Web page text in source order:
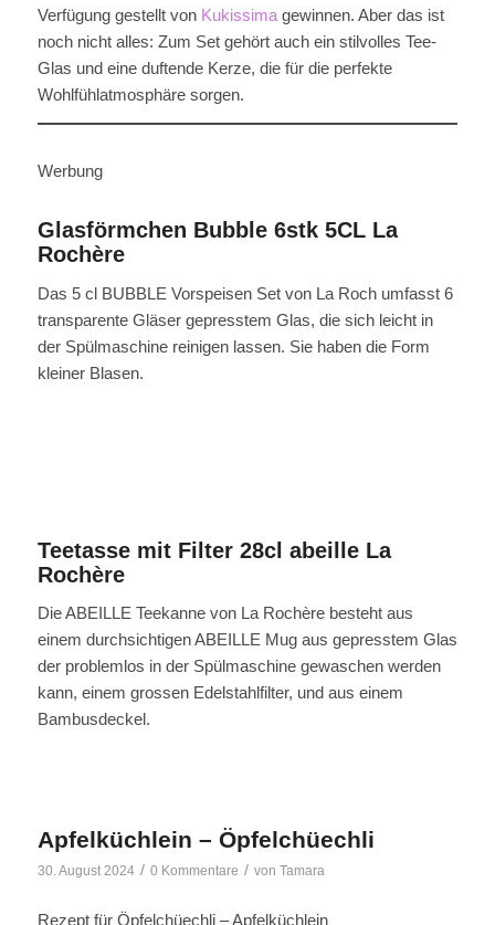
Verfügung gestellt von Kukissimagewinnen. Aber das ist
noch nicht alles: Zum Set gehört auch ein stilvolles Tee-
Glas und eine duftende Kerze, die für die perfekte
Wohlfühlatmosphäre sorgen.
Werbung
Glasförmchen Bubble 6stk 5CL La
Rochère
Das 5 cl BUBBLE Vorspeisen Set von La Roch umfasst 6
transparente Gläser gepresstem Glas, die sich leicht in
der Spülmaschine reinigen lassen. Sie haben die Form
kleiner Blasen.
Teetasse mit Filter 28cl abeille La
Rochère
Die ABEILLE Teekanne von La Rochère besteht aus
einem durchsichtigen ABEILLE Mug aus gepresstem Glas
der problemlos in der Spülmaschine gewaschen werden
kann, einem grossen Edelstahlfilter, und aus einem
Bambusdeckel.
Apfelküchlein – Öpfelchüechli
30. August 2024 / 0 Kommentare / von Tamara
Rezept für Öpfelchüechli – Apfelküchlein